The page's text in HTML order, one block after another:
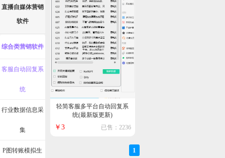
直播自媒体营销
软件
综合类营销软件
客服自动回复系
统
行业数据信息采
集
P图转账模拟生
轻简客服多平台自动回复系
统(最新版更新)
￥3 已售：2236
1